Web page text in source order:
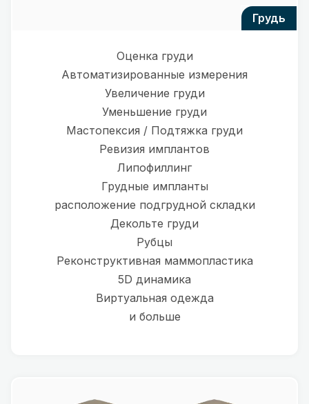
грудь
Оценка груди
Автоматизированные измерения
Увеличение груди
Уменьшение груди
Мастопексия / Подтяжка груди
Ревизия имплантов
Липофиллинг
Грудные импланты
расположение подгрудной складки
Декольте груди
Рубцы
Реконструктивная маммопластика
5D динамика
Виртуальная одежда
и больше